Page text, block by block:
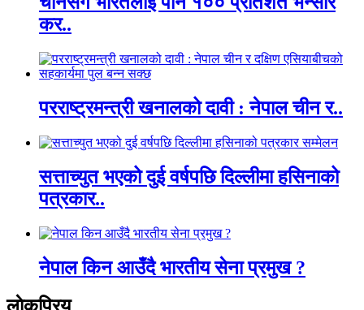
कर..
परराष्ट्रमन्त्री खनालको दावी : नेपाल चीन र..
सत्ताच्युत भएको दुई वर्षपछि दिल्लीमा हसिनाको
पत्रकार..
नेपाल किन आउँदै भारतीय सेना प्रमुख ?
लाेकप्रिय